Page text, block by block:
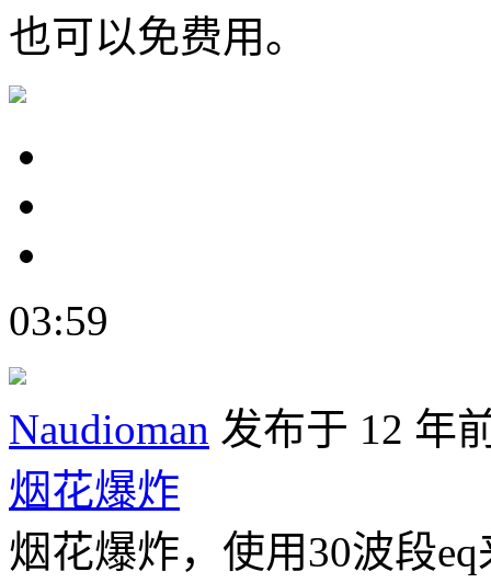
也可以免费用。
03:59
Naudioman 发布于 12 年
烟花爆炸
烟花爆炸，使用30波段